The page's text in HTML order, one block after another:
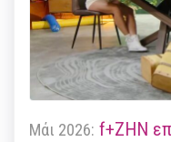
Μάι 2026: f+ΖΗΝ